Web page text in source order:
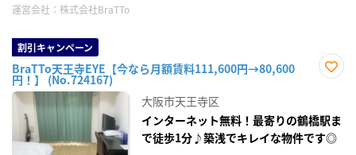
運営会社： 株式会社BraTTo
割引キャンペーン
BraTTo天王寺EYE【今なら月額賃料111,600円→80,600
円！】 (No.724167)
録
大阪市天王寺区
インターネット無料！最寄りの鶴橋駅ま
で徒歩1分♪築浅でキレイな物件です◎